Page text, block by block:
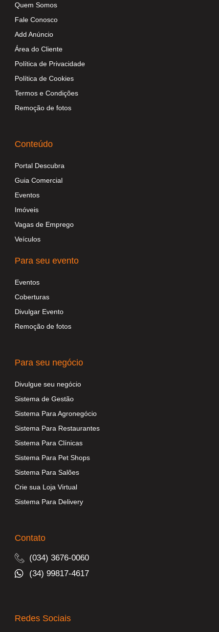
Quem Somos
Fale Conosco
Add Anúncio
Área do Cliente
Política de Privacidade
Política de Cookies
Termos e Condições
Remoção de fotos
Conteúdo
Portal Descubra
Guia Comercial
Eventos
Imóveis
Vagas de Emprego
Veículos
Para seu evento
Eventos
Coberturas
Divulgar Evento
Remoção de fotos
Para seu negócio
Divulgue seu negócio
Sistema de Gestão
Sistema Para Agronegócio
Sistema Para Restaurantes
Sistema Para Clínicas
Sistema Para Pet Shops
Sistema Para Salões
Crie sua Loja Virtual
Sistema Para Delivery
Contato
(034) 3676-0060
(34) 99817-4617
Redes Sociais